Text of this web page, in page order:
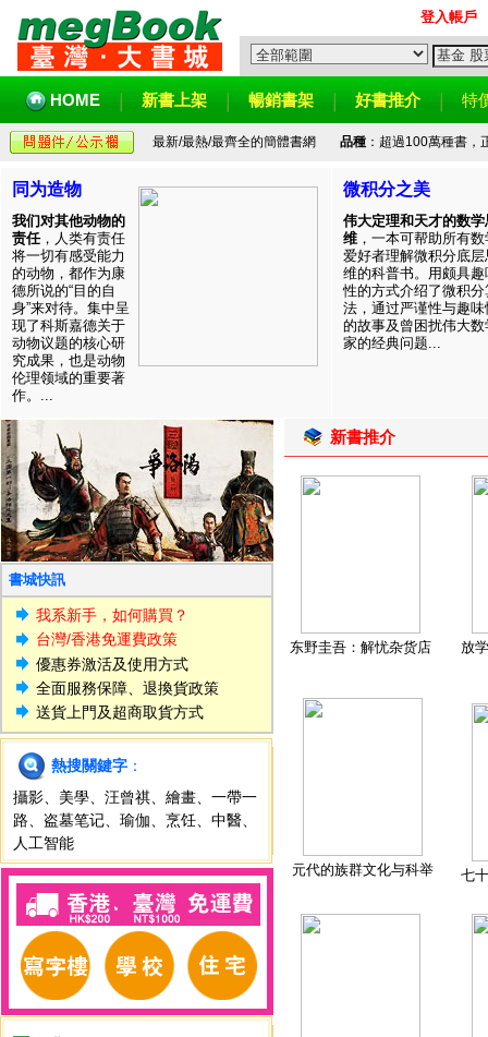
登入帳戶
HOME 新書上架 暢銷書架 好書推介 特
最新/最熱/最齊全的簡體書網 品種：超過100萬種書，
同为造物
我们对其他动物的
责任，人类有责任
将一切有感受能力
的动物，都作为康
德所说的“目的自
身”来对待。集中呈
现了科斯嘉德关于
动物议题的核心研
究成果，也是动物
伦理领域的重要著
作。...
微积分之美
伟大定理和天才的数学
维 ，一本可帮助所有数
爱好者理解微积分底层
维的科普书。用颇具趣
性的方式介绍了微积分
法，通过严谨性与趣味
的故事及曾困扰伟大数
家的经典问题...
書城快訊
我系新手，如何購買？
台灣/香港免運費政策
優惠券激活及使用方式
全面服務保障、退換貨政策
送貨上門及超商取貨方式
熱搜關鍵字 ：
攝影
美學 汪曾祺 繪畫
一帶一
路
盗墓笔记 瑜伽 烹饪 中醫
人工智能
新書推介
东野圭吾：解忧杂货店 放
元代的族群文化与科举 七